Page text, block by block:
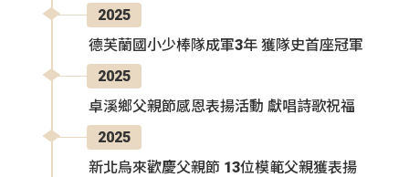
2025
德芙蘭國小少棒隊成軍3年 獲隊史首座冠軍
2025
卓溪鄉父親節感恩表揚活動 獻唱詩歌祝福
2025
新北烏來歡慶父親節 13位模範父親獲表揚